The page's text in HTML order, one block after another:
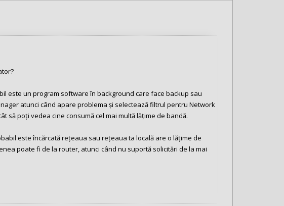
este un program software în background care face backup sau
atunci când apare problema și selectează filtrul pentru Network
să poți vedea cine consumă cel mai multă lățime de bandă.
este încărcată rețeaua sau rețeaua ta locală are o lățime de
poate fi de la router, atunci când nu suportă solicitări de la mai